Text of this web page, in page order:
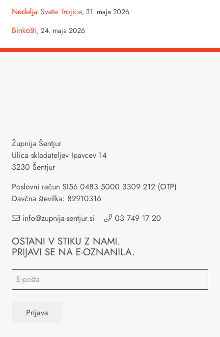
Nedelja Svete Trojice, 31. maja 2026
Binkošti, 24. maja 2026
Župnija Šentjur
Ulica skladateljev Ipavcev 14
3230 Šentjur
Poslovni račun SI56 0483 5000 3309 212 (OTP)
Davčna številka: 82910316
info@zupnija-sentjur.si
03 749 17 20
OSTANI V STIKU Z NAMI.
PRIJAVI SE NA E-OZNANILA.
Email *
Prijava